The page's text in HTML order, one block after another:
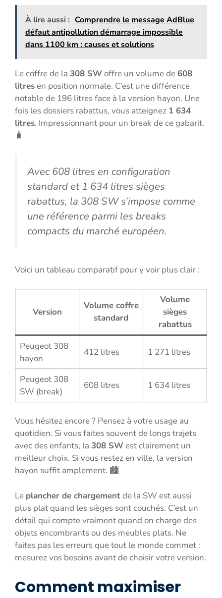
À lire aussi : Comprendre le message AdBlue
défaut antipollution démarrage impossible
dans 1100 km : causes et solutions
Le coffre de la 308 SW offre un volume de 608
litresen position normale. C’est une différence
notable de 196 litres face à la version hayon. Une
fois les dossiers rabattus, vous atteignez 1 634
litres. Impressionnant pour un break de ce gabarit.
🧳
Avec 608 litres en configuration
standard et 1 634 litres sièges
rabattus, la 308 SW s’impose comme
une référence parmi les breaks
compacts du marché européen.
Voici un tableau comparatif pour y voir plus clair :
Version
Volume coffre
standard
Volume
sièges
rabattus
Peugeot 308
hayon
412 litres 1 271 litres
Peugeot 308
SW (break)
608 litres 1 634 litres
Vous hésitez encore ? Pensez à votre usage au
quotidien. Si vous faites souvent de longs trajets
avec des enfants, la 308 SW est clairement un
meilleur choix. Si vous restez en ville, la version
hayon suffit amplement. 🏙️
Le plancher de chargementde la SW est aussi
plus plat quand les sièges sont couchés. C’est un
détail qui compte vraiment quand on charge des
objets encombrants ou des meubles plats. Ne
faites pas les erreurs que tout le monde commet :
mesurez vos besoins avant de choisir votre version.
Comment maximiser